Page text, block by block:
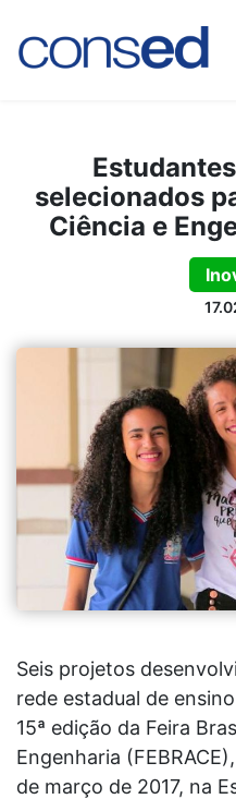
selecionados
Ciência e
Seis projetos
rede estadual de
15ª edição da Feira
Engenharia
de março de 2017, na